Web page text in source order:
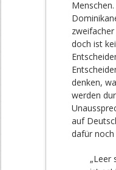
Menschen.
doch ist
denken,
werden
auf
dafür
„Leer